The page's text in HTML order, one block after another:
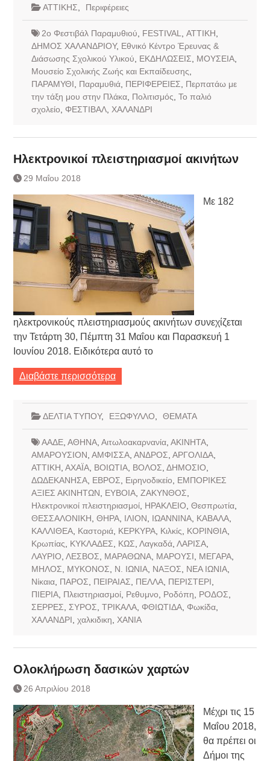
ΑΤΤΙΚΗΣ Περιφέρειες
2ο Φεστιβάλ Παραμυθιού FESTIVAL ΑΤΤΙΚΗ
ΔΗΜΟΣ ΧΑΛΑΝΔΡΙΟΥ, Εθνικό Κέντρο Έρευνας &
Διάσωσης Σχολικού Υλικού
ΕΚΔΗΛΩΣΕΙΣ ΜΟΥΣΕΙΑ,
Μουσείο Σχολικής Ζωής και Εκπαίδευσης
ΠΑΡΑΜΥΘΙ
Παραμυθιά, ΠΕΡΙΦΕΡΕΙΕΣ
Περπατάω με
την τάξη μου στην Πλάκα, Πολιτισμός Το παλιό
σχολείο
ΦΕΣΤΙΒΑΛ, ΧΑΛΑΝΔΡΙ
Ηλεκτρονικοί πλειστηριασμοί ακινήτων
29 Μαΐου 2018
Με 182
ηλεκτρονικούς πλειστηριασμούς ακινήτων συνεχίζεται
την Τετάρτη 30, Πέμπτη 31 Μαΐου και Παρασκευή 1
Ιουνίου 2018. Ειδικότερα αυτό το
Διαβάστε περισσότερα
ΔΕΛΤΙΑ ΤΥΠΟΥ, ΕΞΩΦΥΛΛΟ ΘΕΜΑΤΑ
ΑΑΔΕ, ΑΘΗΝΑ, Αιτωλοακαρνανία, ΑΚΙΝΗΤΑ,
ΑΜΑΡΟΥΣΙΟΝ ΑΜΦΙΣΣΑ, ΑΝΔΡΟΣ ΑΡΓΟΛΙΔΑ,
ΑΤΤΙΚΗ ΑΧΑΪΑ, ΒΟΙΩΤΙΑ, ΒΟΛΟΣ ΔΗΜΟΣΙΟ
ΔΩΔΕΚΑΝΗΣΑ, ΕΒΡΟΣ Ειρηνοδικείο
ΕΜΠΟΡΙΚΕΣ
ΑΞΙΕΣ ΑΚΙΝΗΤΩΝ
ΕΥΒΟΙΑ, ΖΑΚΥΝΘΟΣ
Ηλεκτρονικοί πλειστηριασμοί, ΗΡΑΚΛΕΙΟ Θεσπρωτία,
ΘΕΣΣΑΛΟΝΙΚΗ ΘΗΡΑ, ΙΛΙΟΝ ΙΩΑΝΝΙΝΑ, ΚΑΒΑΛΑ,
ΚΑΛΛΙΘΕΑ, Καστοριά, ΚΕΡΚΥΡΑ, Κιλκίς ΚΟΡΙΝΘΙΑ,
Κρωπίας
ΚΥΚΛΑΔΕΣ ΚΩΣ Λαγκαδά, ΛΑΡΙΣΑ,
ΛΑΥΡΙΟ ΛΕΣΒΟΣ ΜΑΡΑΘΩΝΑ, ΜΑΡΟΥΣΙ ΜΕΓΑΡΑ,
ΜΗΛΟΣ
ΜΥΚΟΝΟΣ Ν. ΙΩΝΙΑ, ΝΑΞΟΣ ΝΕΑ ΙΩΝΙΑ,
Νίκαια, ΠΑΡΟΣ ΠΕΙΡΑΙΑΣ ΠΕΛΛΑ, ΠΕΡΙΣΤΕΡΙ
ΠΙΕΡΙΑ, Πλειστηριασμοί, Ρεθυμνο Ροδόπη ΡΟΔΟΣ
ΣΕΡΡΕΣ
ΣΥΡΟΣ ΤΡΙΚΑΛΑ, ΦΘΙΩΤΙΔΑ, Φωκίδα,
ΧΑΛΑΝΔΡΙ χαλκιδικη ΧΑΝΙΑ
Ολοκλήρωση δασικών χαρτών
26 Απριλίου 2018
Μέχρι τις 15
Μαΐου 2018,
θα πρέπει οι
Δήμοι της